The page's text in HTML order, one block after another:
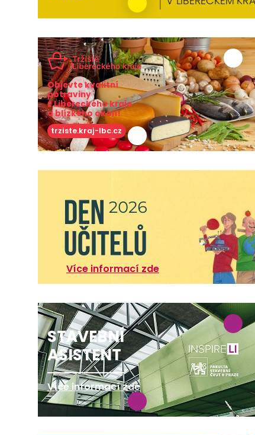
Objevte kvalitní
potraviny
z Libereckého kraje
a blízkého okolí!
trziste.kraj-lbc.cz
Více informací zde
STAVEBNÍ
ASISTENT
Více informací zde